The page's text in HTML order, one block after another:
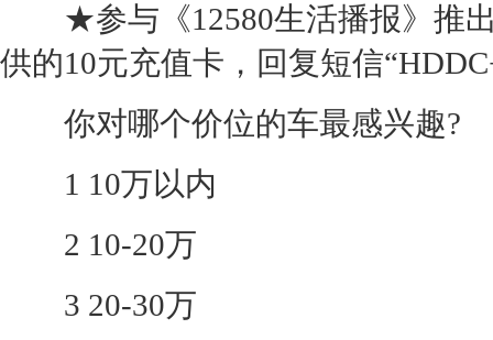
★参与《12580生活播报》推出
供的10元充值卡，回复短信
你对哪个价位的车最感兴趣?
1 10万以内
2 10-20万
3 20-30万